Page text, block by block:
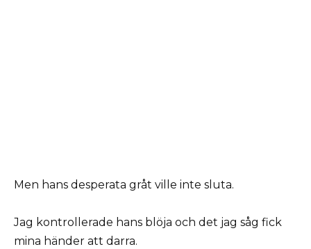
Men hans desperata gråt ville inte sluta.
Jag kontrollerade hans blöja och det jag såg fick
mina händer att darra.